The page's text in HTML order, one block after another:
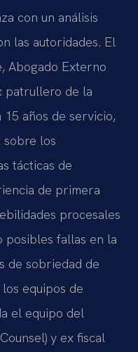
con un análisis
las autoridades. El
, Abogado Externo
patrullero de la
15 años de servicio,
sobre los
tácticas de
de primera
procesales
posibles fallas en la
de sobriedad de
equipos de
el equipo del
y ex fiscal